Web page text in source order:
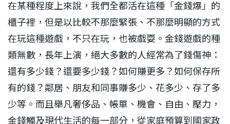
在某種程度上來說，我們全都活在這種「金錢爆」的
櫃子裡，但是以比較不那麼緊張、不那麼明顯的方式
在玩這種遊戲，不只在玩，也被戲耍。金錢遊戲的種
類無數，長年上演，絕大多數的人經常為了錢傷神：
還有多少錢？還要多少錢？如何賺更多？如何保存所
有的錢？鄰居、朋友和同事賺多少、花多少、存了多
少等。而且舉凡奢侈品、帳單、機會、自由、壓力，
金錢觸及現代生活的每一部分，從家庭預算到國家政